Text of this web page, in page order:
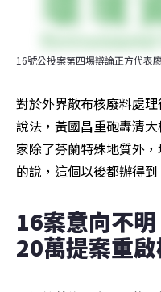
16號公投案第四場辯論正方代表
對於外界散布核廢料處
說法，黃國昌重砲轟清
家除了芬蘭特殊地質外
的說，這個以後都辦得到
16案意向不
20萬提案重